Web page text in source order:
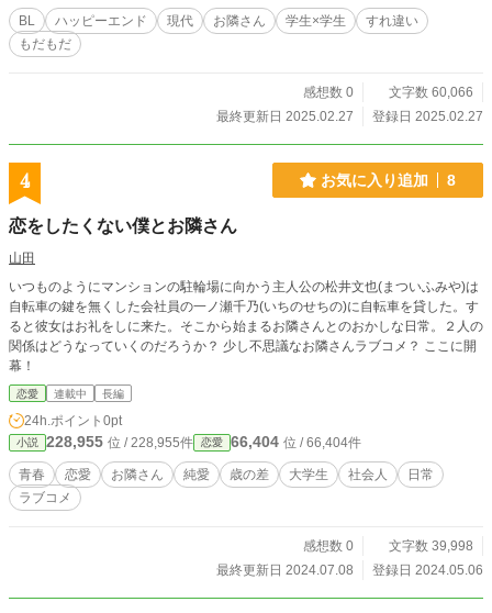
BL ハッピーエンド 現代 お隣さん 学生×学生
すれ違い
もだもだ
感想数 0
文字数 60,066
最終更新日 2025.02.27
登録日 2025.02.27
4 お気に入り追加 8
恋をしたくない僕とお隣さん
山田
いつものようにマンションの駐輪場に向かう主人公の松井文也(まついふみや)は
自転車の鍵を無くした会社員の一ノ瀬千乃(いちのせちの)に自転車を貸した。す
ると彼女はお礼をしに来た。そこから始まるお隣さんとのおかしな日常。２人の
関係はどうなっていくのだろうか？ 少し不思議なお隣さんラブコメ？ ここに開
幕！
恋愛 連載中 長編
24h.ポイント 0pt
小説 228,955 位 / 228,955件 恋愛 66,404 位 / 66,404件
青春 恋愛 お隣さん 純愛 歳の差 大学生 社会人
日常
ラブコメ
感想数 0
文字数 39,998
最終更新日 2024.07.08
登録日 2024.05.06